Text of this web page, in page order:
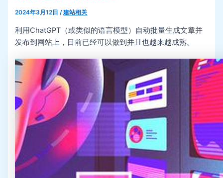
2024年3月12日/建站相关
利用ChatGPT（或类似的语言模型）自动批量生成文章并
发布到网站上，目前已经可以做到并且也越来越成熟。